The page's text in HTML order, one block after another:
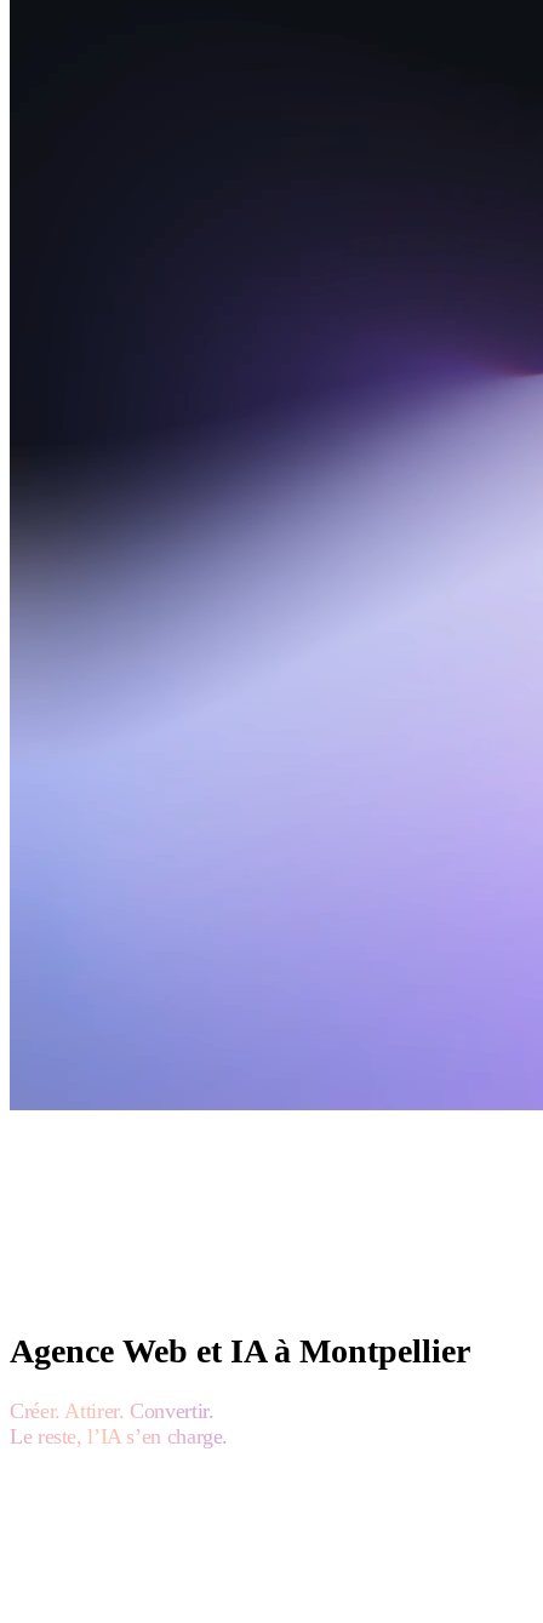
Agence Web et IA à Montpellier
Créer. Attirer. Convertir.
Le reste, l’IA s’en charge.